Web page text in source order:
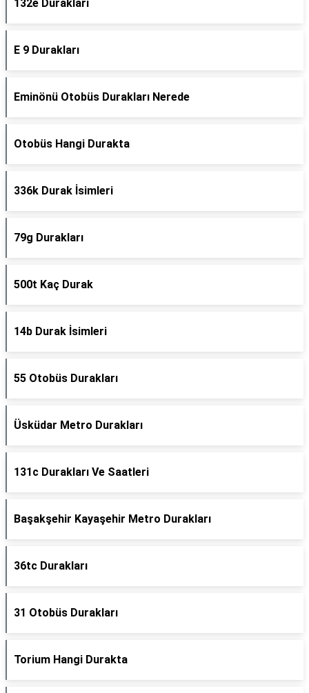
132e Durakları
E 9 Durakları
Eminönü Otobüs Durakları Nerede
Otobüs Hangi Durakta
336k Durak İsimleri
79g Durakları
500t Kaç Durak
14b Durak İsimleri
55 Otobüs Durakları
Üsküdar Metro Durakları
131c Durakları Ve Saatleri
Başakşehir Kayaşehir Metro Durakları
36tc Durakları
31 Otobüs Durakları
Torium Hangi Durakta